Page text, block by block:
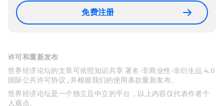
免费注册
许可和重新发布
世界经济论坛的文章可依照知识共享 署名-非商业性-非衍生品 4.0
国际公共许可协议 , 并根据我们的使用条款重新发布。
世界经济论坛是一个独立且中立的平台，以上内容仅代表作者个
人观点。